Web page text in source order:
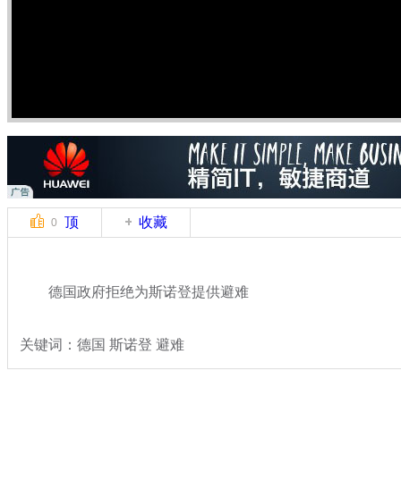
0 顶 收藏
德国政府拒绝为斯诺登提供避难
关键词：德国 斯诺登 避难